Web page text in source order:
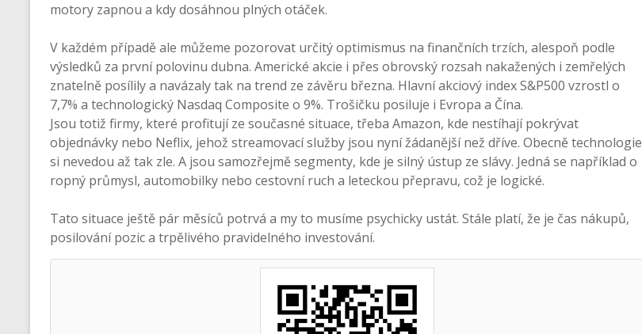
motory zapnou a kdy dosáhnou plných otáček.
V každém případě ale můžeme pozorovat určitý optimismus na finančních trzích, alespoň podle
výsledků za první polovinu dubna. Americké akcie i přes obrovský rozsah nakažených i zemřelých
znatelně posílily a navázaly tak na trend ze závěru března. Hlavní akciový index S&P500 vzrostl o
7,7% a technologický Nasdaq Composite o 9%. Trošičku posiluje i Evropa a Čína.
Jsou totiž firmy, které profitují ze současné situace, třeba Amazon, kde nestíhají pokrývat
objednávky nebo Neflix, jehož streamovací služby jsou nyní žádanější než dříve. Obecně technologie
si nevedou až tak zle. A jsou samozřejmě segmenty, kde je silný ústup ze slávy. Jedná se například o
ropný průmysl, automobilky nebo cestovní ruch a leteckou přepravu, což je logické.
Tato situace ještě pár měsíců potrvá a my to musíme psychicky ustát. Stále platí, že je čas nákupů,
posilování pozic a trpělivého pravidelného investování.